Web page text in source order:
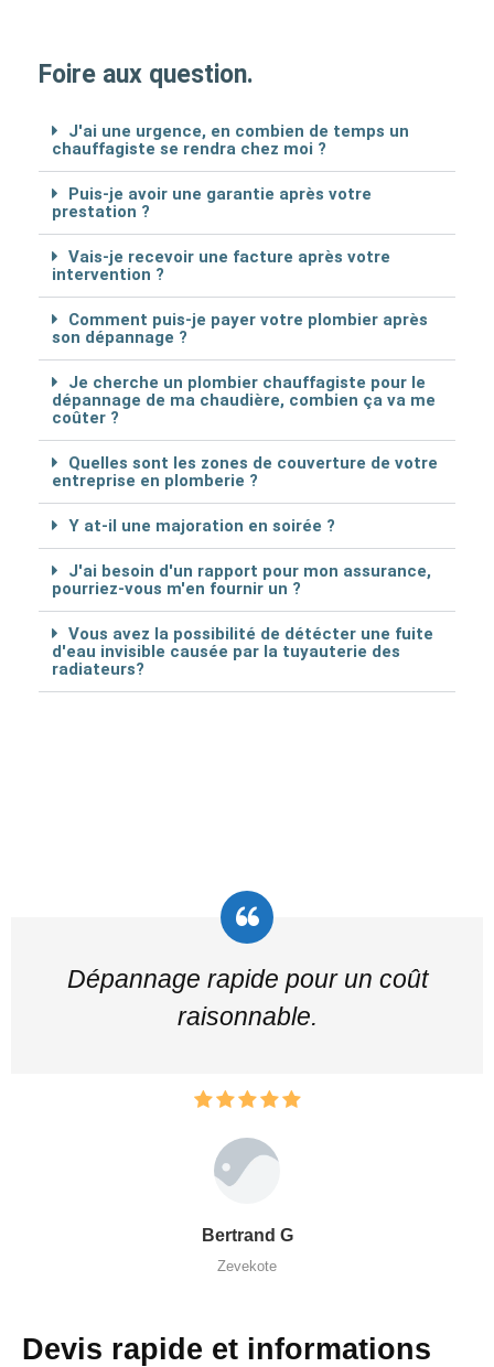
Foire aux question.
J'ai une urgence, en combien de temps un
chauffagiste se rendra chez moi ?
Puis-je avoir une garantie après votre
prestation ?
Vais-je recevoir une facture après votre
intervention ?
Comment puis-je payer votre plombier après
son dépannage ?
Je cherche un plombier chauffagiste pour le
dépannage de ma chaudière, combien ça va me
coûter ?
Quelles sont les zones de couverture de votre
entreprise en plomberie ?
Y at-il une majoration en soirée ?
J'ai besoin d'un rapport pour mon assurance,
pourriez-vous m'en fournir un ?
Vous avez la possibilité de détécter une fuite
d'eau invisible causée par la tuyauterie des
radiateurs?
Dépannage rapide pour un coût
raisonnable.
Bertrand G
Zevekote
Devis rapide et informations